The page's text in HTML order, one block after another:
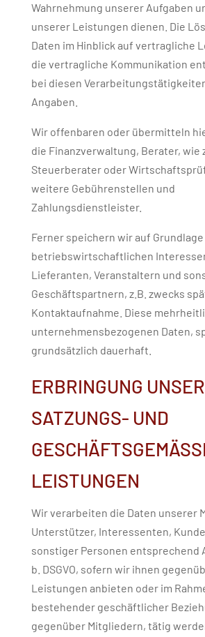
Wahrnehmung unserer Aufgaben
unserer Leistungen dienen. Die
Daten im Hinblick auf vertragliche
die vertragliche Kommunikation
bei diesen
Angaben.
Wir offenbaren oder übermitteln
die Finanzverwaltung, Berater, wie
Steuerberater oder
weitere Gebührenstellen und
Zahlungsdienstleister.
Ferner speichern wir auf
betriebswirtschaftlichen
Lieferanten, Veranstaltern und
Geschäftspartnern, z.B. zwecks
Kontaktaufnahme. Diese
unternehmensbezogenen Daten,
grundsätzlich dauerhaft.
ERBRINGUNG
SATZUNGS- UND
EISTUNGEN
Wir verarbeiten die Daten unserer
Unterstützer, Interessenten,
sonstiger Personen entsprechend
b. DSGVO, sofern wir ihnen
Leistungen anbieten oder im
bestehender geschäftlicher
gegenüber Mitgliedern, tätig